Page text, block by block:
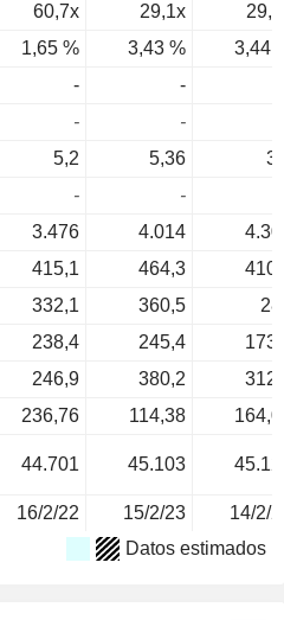
60,7x 29,1x
1,65 % 3,43 %
3,44
-
-
-
-
5,2 5,36
-
-
3.476 4.014
415,1 464,3
332,1 360,5
238,4 245,4
246,9 380,2
236,76 114,38
44.701 45.103
16/2/22 15/2/23 14/2/
Datos estimados